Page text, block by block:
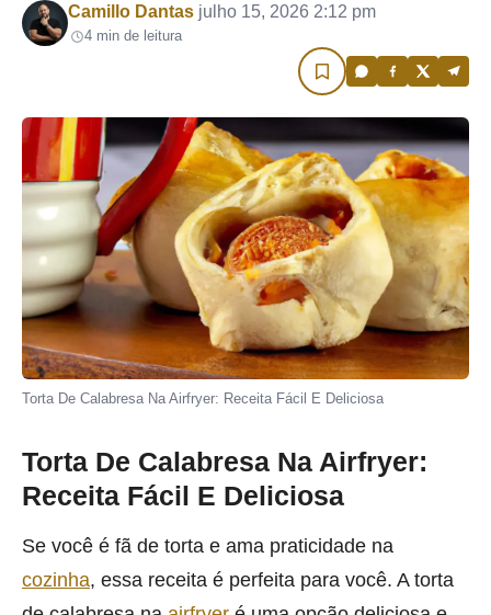
Por
Camillo Dantas julho 15, 2026 2:12 pm
4 min de leitura
Torta De Calabresa Na Airfryer: Receita Fácil E Deliciosa
Torta De Calabresa Na Airfryer:
Receita Fácil E Deliciosa
Se você é fã de torta e ama praticidade na
cozinha, essa receita é perfeita para você. A torta